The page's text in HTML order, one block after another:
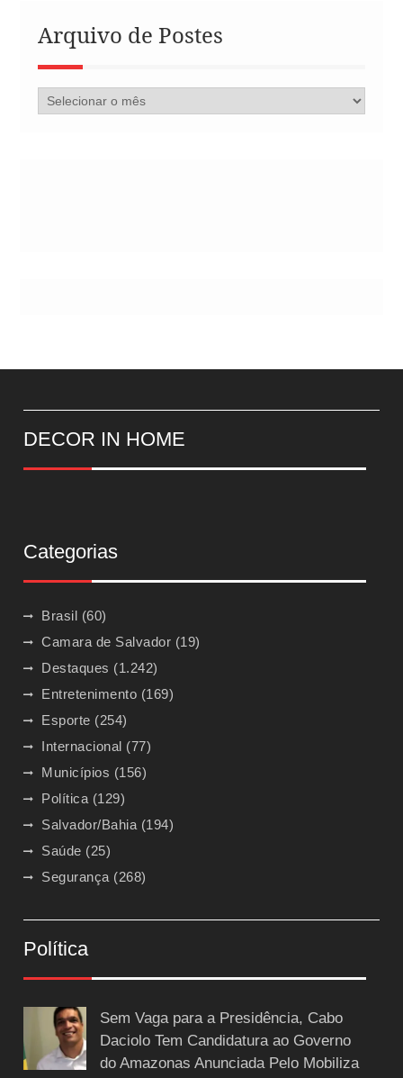
Arquivo de Postes
Arquivo
de
DECOR IN HOME
Categorias
Brasil (60)
Camara de Salvador (19)
Destaques (1.242)
Entretenimento (169)
Esporte (254)
Internacional (77)
Municípios (156)
Política (129)
Salvador/Bahia (194)
Saúde (25)
Segurança (268)
Política
Sem Vaga para a Presidência, Cabo
Daciolo Tem Candidatura ao Governo
do Amazonas Anunciada Pelo Mobiliza